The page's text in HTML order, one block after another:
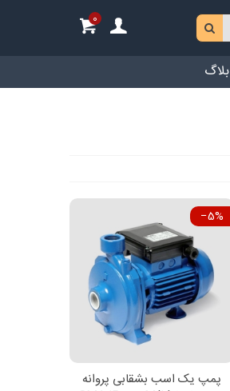
0
بلاگ
‎−5%
افزودن به سبد خرید
پمپ یک اسب بشقابی پروانه